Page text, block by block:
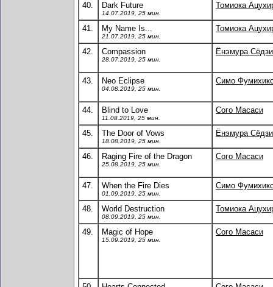
40. Dark Future
14.07.2019, 25 мин.
Томиока
41. My Name Is...
21.07.2019, 25 мин.
Томиока
42. Compassion
28.07.2019, 25 мин.
Ёнэмура Сёдзи
43. Neo Eclipse
04.08.2019, 25 мин.
Симо
44. Blind to Love
11.08.2019, 25 мин.
Сого Масаси
45. The Door of Vows
18.08.2019, 25 мин.
Ёнэмура Сёдзи
46. Raging Fire of the Dragon
25.08.2019, 25 мин.
Сого Масаси
47. When the Fire Dies
01.09.2019, 25 мин.
Симо
48. World Destruction
08.09.2019, 25 мин.
Томиока
49. Magic of Hope
15.09.2019, 25 мин.
Сого Масаси